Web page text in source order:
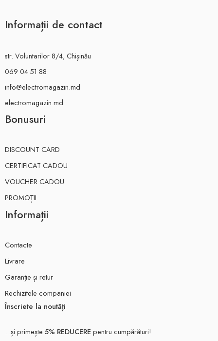
Informații de contact
str. Voluntarilor 8/4, Chișinău
069 04 51 88
info@electromagazin.md
electromagazin.md
Bonusuri
DISCOUNT CARD
CERTIFICAT CADOU
VOUCHER CADOU
PROMOȚII
Informații
Contacte
Livrare
Garanție și retur
Rechizitele companiei
Înscriete la noutăți
...și primește 5% REDUCERE pentru cumpărături!